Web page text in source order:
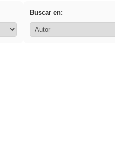
Buscar en: